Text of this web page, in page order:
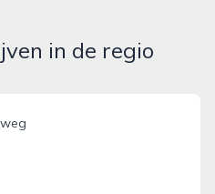
in de regio